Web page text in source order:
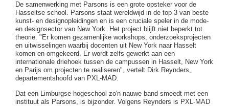
De samenwerking met Parsons is een grote opsteker voor de
Hasseltse school. Parsons staat wereldwijd in de top 3 van beste
kunst- en designopleidingen en is een cruciale speler in de mode-
en designsector van New York. Het project blijft niet beperkt tot
theorie. "Er komen gezamenlijke workshops, onderzoeksprojecten
en uitwisselingen waarbij docenten uit New York naar Hasselt
komen en omgekeerd. Er wordt zelfs gewerkt aan een
internationale driehoek tussen de campussen in Hasselt, New York
en Parijs om projecten te realiseren", vertelt Dirk Reynders,
departementshoofd van PXL-MAD.
Dat een Limburgse hogeschool zo'n nauwe band smeedt met een
instituut als Parsons, is bijzonder. Volgens Reynders is PXL-MAD